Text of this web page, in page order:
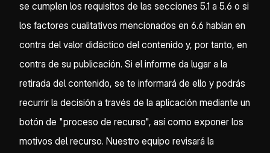
se cumplen los requisitos de las secciones 5.1 a 5.6 o si
los factores cualitativos mencionados en 6.6 hablan en
contra del valor didáctico del contenido y, por tanto, en
contra de su publicación. Si el informe da lugar a la
retirada del contenido, se te informará de ello y podrás
recurrir la decisión a través de la aplicación mediante un
botón de "proceso de recurso", así como exponer los
motivos del recurso. Nuestro equipo revisará la